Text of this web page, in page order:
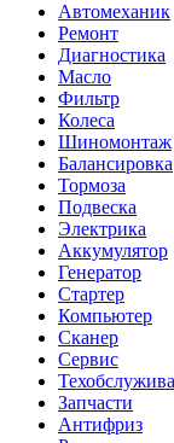
Автомеханик
Ремонт
Диагностика
Масло
Фильтр
Колеса
Шиномонтаж
Балансировка
Тормоза
Подвеска
Электрика
Аккумулятор
Генератор
Стартер
Компьютер
Сканер
Сервис
Запчасти
Антифриз